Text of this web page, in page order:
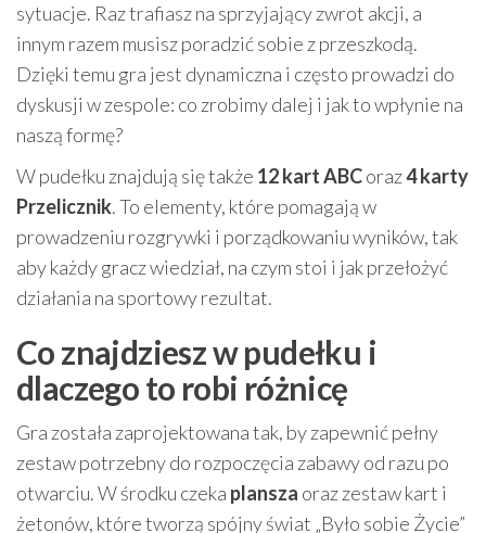
sytuacje. Raz trafiasz na sprzyjający zwrot akcji, a
innym razem musisz poradzić sobie z przeszkodą.
Dzięki temu gra jest dynamiczna i często prowadzi do
dyskusji w zespole: co zrobimy dalej i jak to wpłynie na
naszą formę?
W pudełku znajdują się także 12 kart ABCoraz4 karty
Przelicznik. To elementy, które pomagają w
prowadzeniu rozgrywki i porządkowaniu wyników, tak
aby każdy gracz wiedział, na czym stoi i jak przełożyć
działania na sportowy rezultat.
Co znajdziesz w pudełku i
dlaczego to robi różnicę
Gra została zaprojektowana tak, by zapewnić pełny
zestaw potrzebny do rozpoczęcia zabawy od razu po
otwarciu. W środku czeka plansza oraz zestaw kart i
żetonów, które tworzą spójny świat „Było sobie Życie”